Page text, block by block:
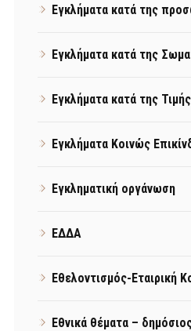
Εγκλήματα κατά της
Εγκλήματα κατά της
Εγκλήματα κατά της Τιμής
Εγκλήματα Κοινώς
Εγκληματική οργάνωση
ΕΔΔΑ
Εθελοντισμός-Εταιρική
Εθνικά θέματα –